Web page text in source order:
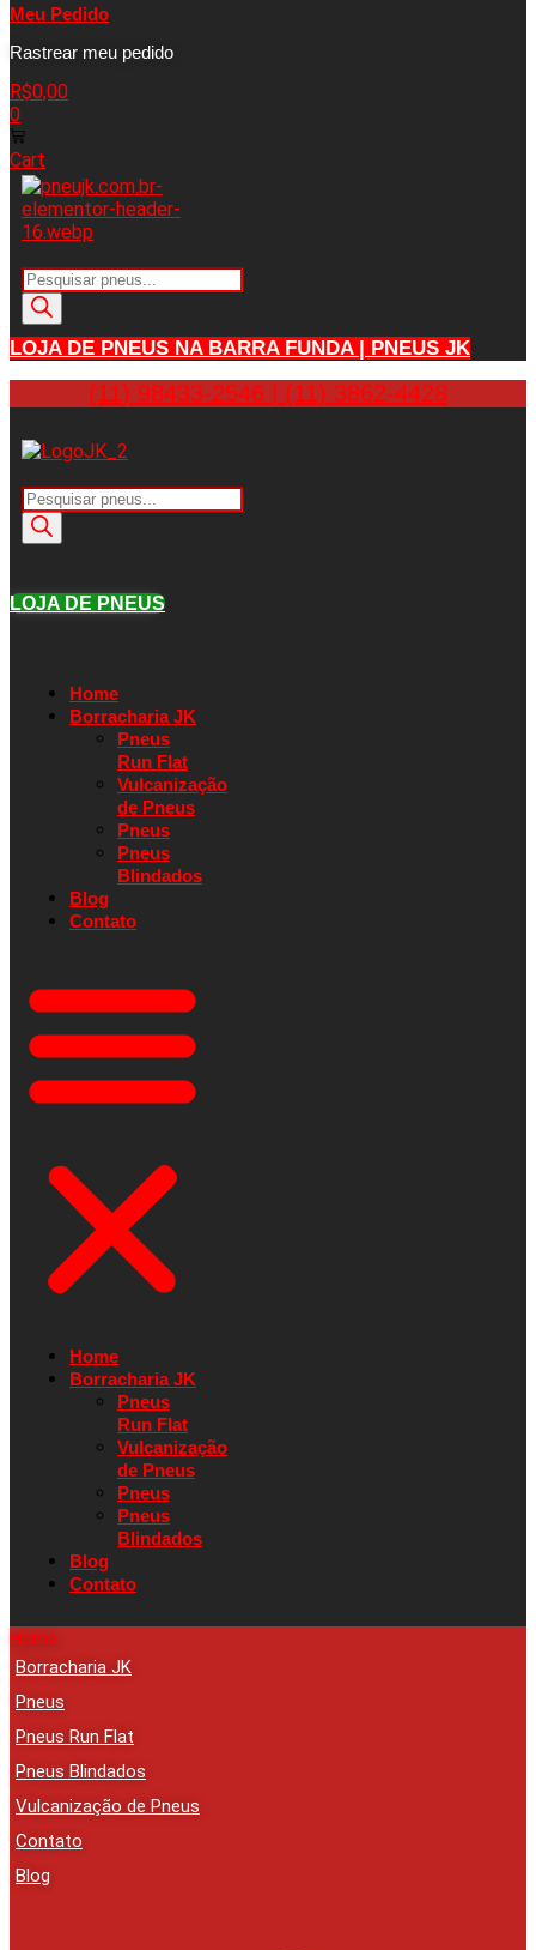
Meu Pedido
Rastrear meu pedido
R$0,00
0
Cart
Pesquisar
produtos
LOJA DE PNEUS NA BARRA FUNDA | PNEUS JK
(11) 98433-2546 | (11) 3862-4428
Pesquisar
produtos
LOJA DE PNEUS
Home
Borracharia JK
Pneus
Run Flat
Vulcanização
de Pneus
Pneus
Pneus
Blindados
Blog
Contato
Home
Borracharia JK
Pneus
Run Flat
Vulcanização
de Pneus
Pneus
Pneus
Blindados
Blog
Contato
Home
Borracharia JK
Pneus
Pneus Run Flat
Pneus Blindados
Vulcanização de Pneus
Contato
Blog